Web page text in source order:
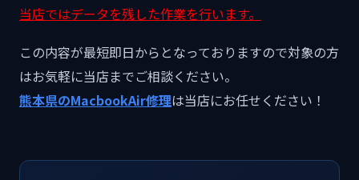
当店ではデータを残した作業を行います。
この内容が最短即日からとなっておりますので対象の方
はお気軽に当店までご相談ください。
熊本県のMacbookAir修理は当店にお任せください！